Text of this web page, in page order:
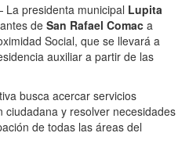
presidenta municipal Lupita
de San Rafael Comac a
Social, que se llevará a
auxiliar a partir de las
busca acercar servicios
y resolver necesidades
de todas las áreas del